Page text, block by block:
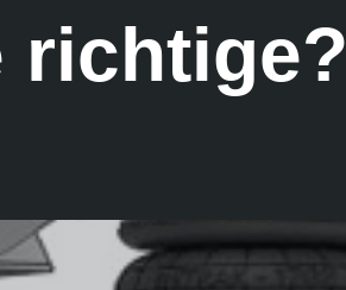
richtige?